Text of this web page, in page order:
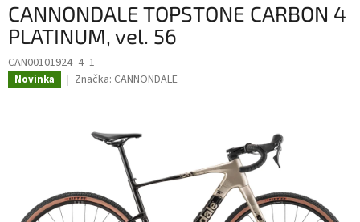
CANNONDALE TOPSTONE CARBON 4
PLATINUM, vel. 56
CAN00101924_4_1
Novinka Značka: CANNONDALE